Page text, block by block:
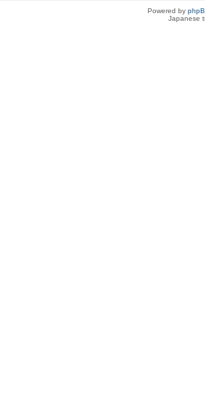
Powered by
Japanese